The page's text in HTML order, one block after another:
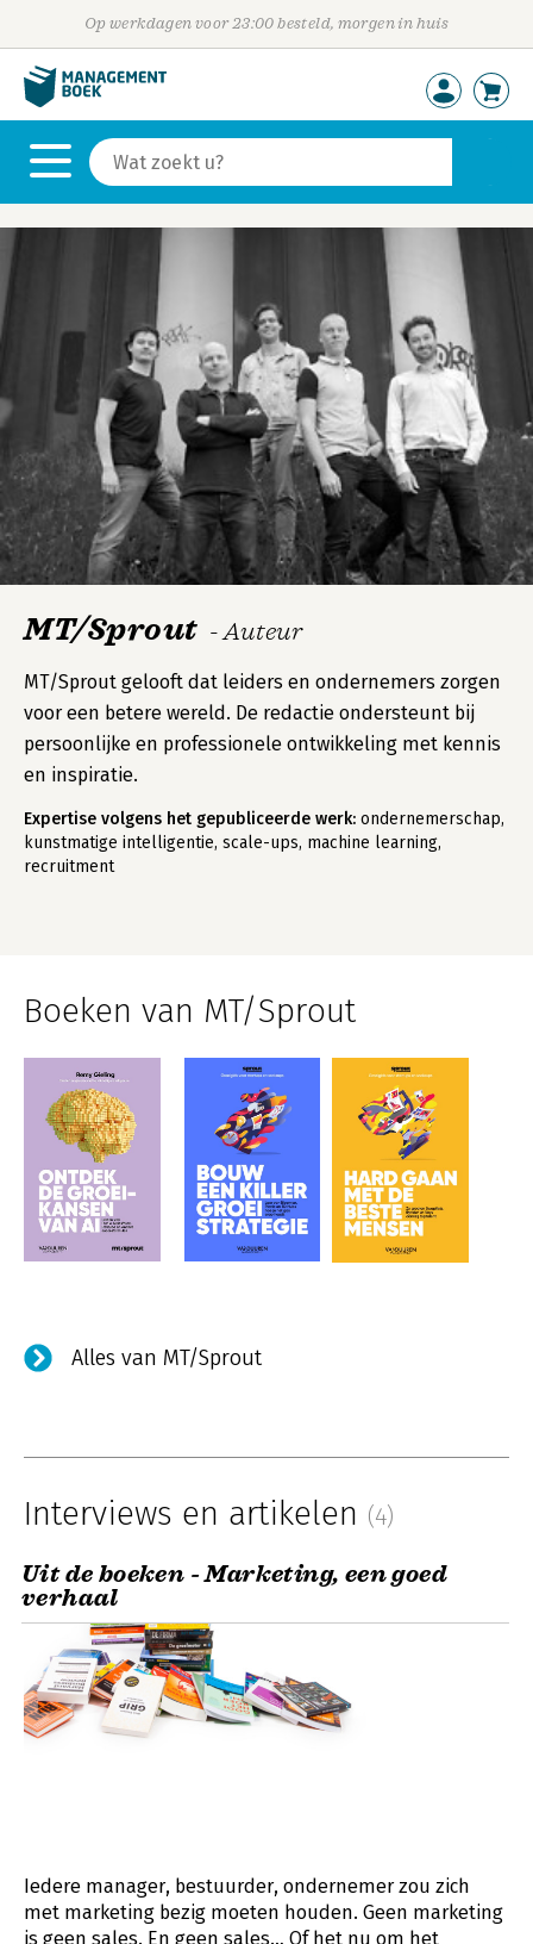
Op werkdagen voor 23:00 besteld, morgen in huis
MT/Sprout - Auteur
MT/Sprout gelooft dat leiders en ondernemers zorgen
voor een betere wereld. De redactie ondersteunt bij
persoonlijke en professionele ontwikkeling met kennis
en inspiratie.
Expertise volgens het gepubliceerde werk: ondernemerschap,
kunstmatige intelligentie, scale-ups, machine learning,
recruitment
Boeken van MT/Sprout
Alles van MT/Sprout
Interviews en artikelen (4)
Uit de boeken - Marketing, een goed
verhaal
Iedere manager, bestuurder, ondernemer zou zich
met marketing bezig moeten houden. Geen marketing
is geen sales. En geen sales… Of het nu om het